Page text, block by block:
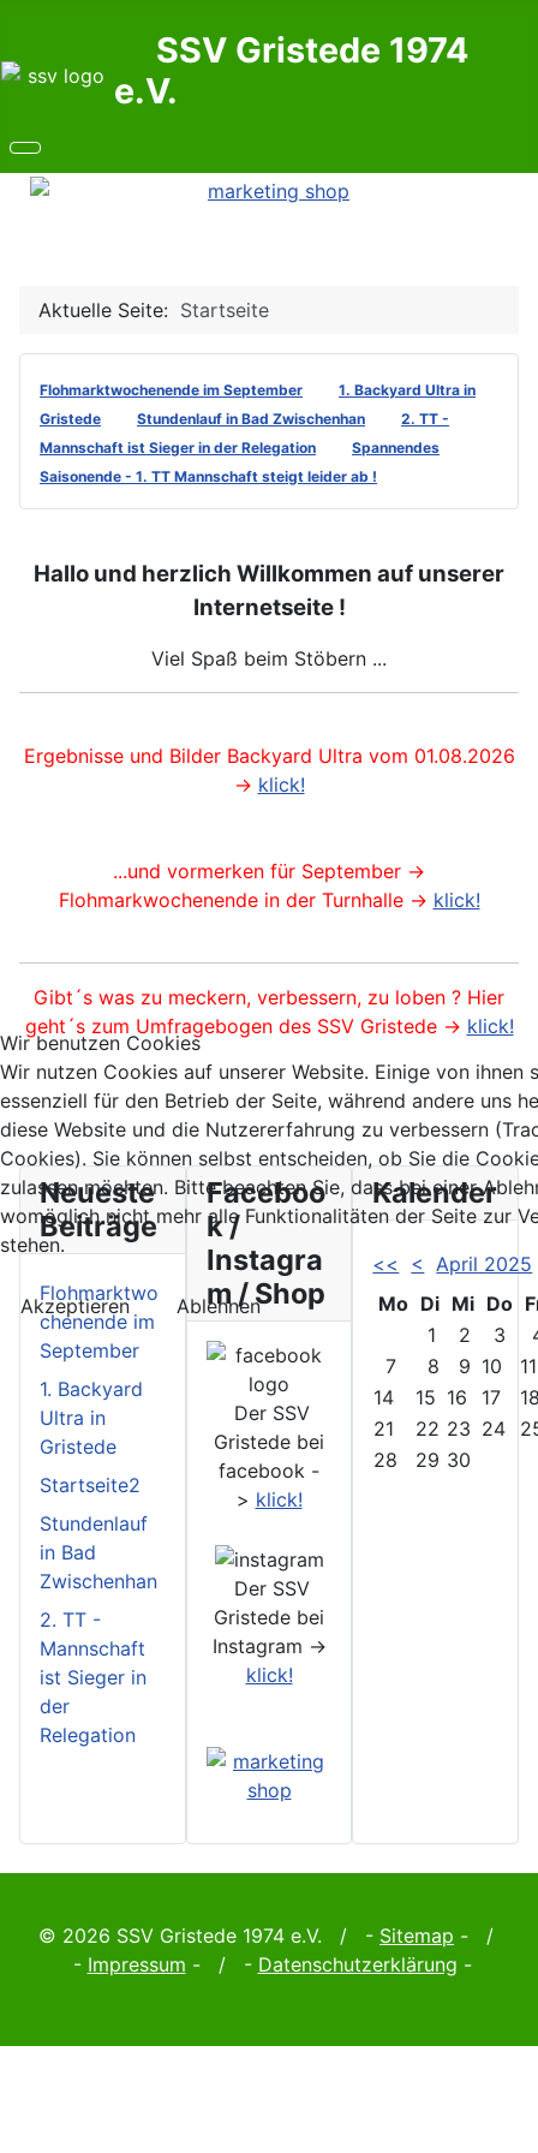
SSV Gristede 1974
e.V.
Aktuelle Seite: Startseite
Flohmarktwochenende im September
1. Backyard Ultra in
Gristede
Stundenlauf in Bad Zwischenhan
2. TT -
Mannschaft ist Sieger in der Relegation
Spannendes
Saisonende - 1. TT Mannschaft steigt leider ab !
Hallo und herzlich Willkommen auf unserer
Internetseite !
Viel Spaß beim Stöbern ...
Ergebnisse und Bilder Backyard Ultra vom 01.08.2026
-> klick!
...und vormerken für September ->
Flohmarkwochenende in der Turnhalle -> klick!
Gibt´s was zu meckern, verbessern, zu loben ? Hier
geht´s zum Umfragebogen des SSV Gristede -> klick!
Neueste
Beiträge
Flohmarktwo
chenende im
September
1. Backyard
Ultra in
Gristede
Startseite2
Stundenlauf
in Bad
Zwischenhan
2. TT -
Mannschaft
ist Sieger in
der
Relegation
Faceboo
k /
Instagra
m / Shop
Der SSV
Gristede bei
facebook -
> klick!
Der SSV
Gristede bei
Instagram ->
klick!
Kalender
<< <
April 2025
Mo Di Mi Do
1
2 3
7
8 9 10
11
14
15 16 17
21
22 23 24
28
29 30
© 2026 SSV Gristede 1974 e.V. / - Sitemap - /
- Impressum - / - Datenschutzerklärung -
Wir benutzen Cookies
Wir nutzen Cookies auf unserer Website. Einige von ihnen
essenziell für den Betrieb der Seite, während andere uns
diese Website und die Nutzererfahrung zu verbessern
Cookies). Sie können selbst entscheiden, ob Sie die
zulassen möchten. Bitte beachten Sie, dass bei einer
womöglich nicht mehr alle Funktionalitäten der Seite zur
stehen.
Akzeptieren Ablehnen